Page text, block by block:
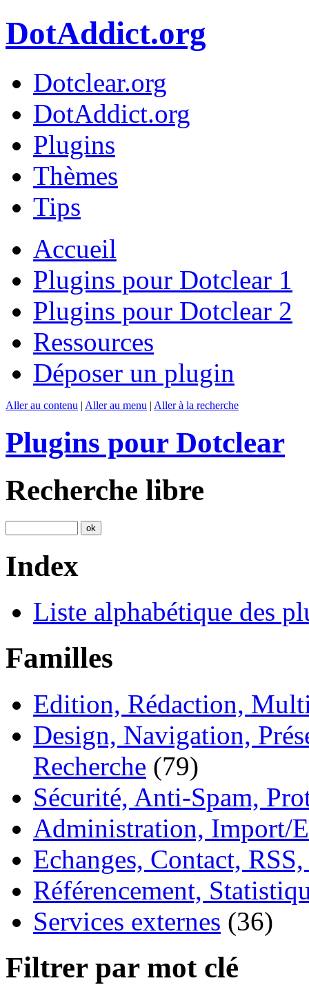
DotAddict.org
Dotclear.org
DotAddict.org
Plugins
Thèmes
Tips
Accueil
Plugins pour Dotclear 1
Plugins pour Dotclear 2
Ressources
Déposer un plugin
Aller au contenu | Aller au menu | Aller à la recherche
Plugins pour Dotclear
Recherche libre
Index
Liste alphabétique des
Familles
Edition, Rédaction,
Design, Navigation,
Recherche (79)
Sécurité, Anti-Spam,
Administration, Import/
Echanges, Contact,
Référencement,
Services externes (36)
Filtrer par mot clé